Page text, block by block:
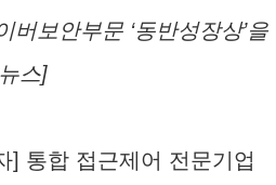
버보안부문 ‘동반성장상’을
스]
] 통합 접근제어 전문기업